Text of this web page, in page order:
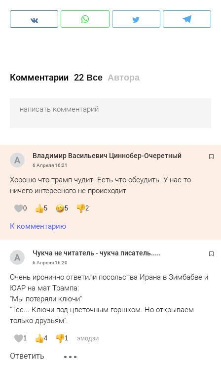
Комментарии 22 Все Автора
Владимир Васильевич Циннобер-Очеретный
6 Апреля16:21
Хорошо что трамп чудит. Есть что обсудить. У нас то
ничего интересного не происходит
0 5 5 2
К комментарию
Чукча не читатель - чукча писатель.....
6 Апреля16:20
Очень иронично ответили посольства Ирана в Зимбабве и
ЮАР на мат Трампа:
"Мы потеряли ключи"
"Тсс... Ключи под цветочным горшком. Но открываем
только друзьям".
1 4 1 эмодзи
Ответить